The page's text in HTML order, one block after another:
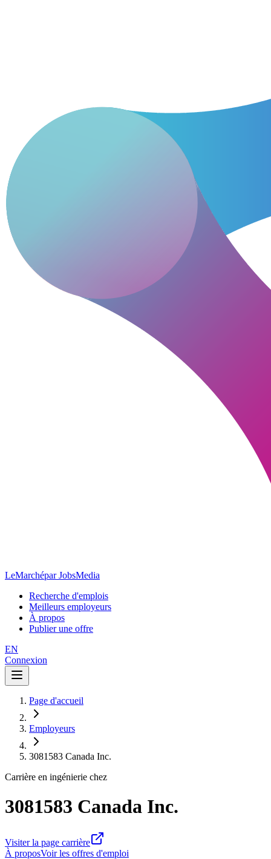
LeMarchépar JobsMedia
Recherche d'emplois
Meilleurs employeurs
À propos
Publier une offre
EN
Connexion
Page d'accueil
Employeurs
3081583 Canada Inc.
Carrière en ingénierie chez
3081583 Canada Inc.
Visiter la page carrière
À proposVoir les offres d'emploi